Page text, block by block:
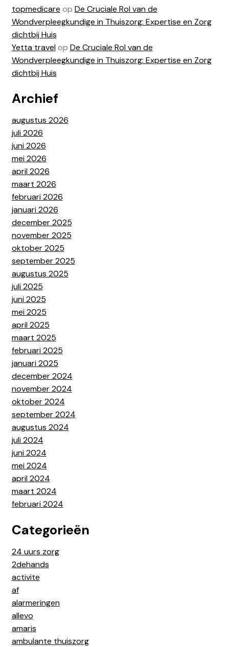
topmedicare op De Cruciale Rol van de
Wondverpleegkundige in Thuiszorg: Expertise en Zorg
dichtbij Huis
Yetta travelop De Cruciale Rol van de
Wondverpleegkundige in Thuiszorg: Expertise en Zorg
dichtbij Huis
Archief
augustus 2026
juli 2026
juni 2026
mei 2026
april 2026
maart 2026
februari 2026
januari 2026
december 2025
november 2025
oktober 2025
september 2025
augustus 2025
juli 2025
juni 2025
mei 2025
april 2025
maart 2025
februari 2025
januari 2025
december 2024
november 2024
oktober 2024
september 2024
augustus 2024
juli 2024
juni 2024
mei 2024
april 2024
maart 2024
februari 2024
Categorieën
24 uurs zorg
2dehands
activite
af
alarmeringen
allevo
amaris
ambulante thuiszorg